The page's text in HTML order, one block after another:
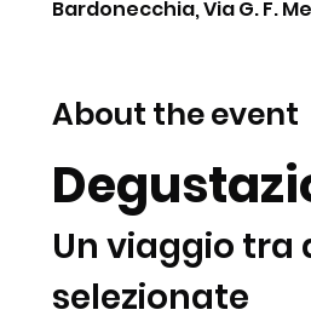
Bardonecchia, Via G. F.
About the event
Un viaggio
selezionate